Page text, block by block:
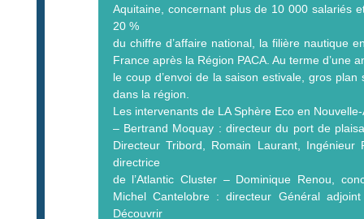
Aquitaine, concernant plus de 10 000 salariés
20 %
du chiffre d’affaire national, la filière nautique
France après la Région PACA. Au terme d’une
le coup d’envoi de la saison estivale, gros
dans la région.
Les intervenants de LA Sphère Eco en
– Bertrand Moquay : directeur du port de
Directeur Tribord, Romain Laurant,
directrice
de l’Atlantic Cluster – Dominique Renou,
Michel Cantelobre : directeur Général
Découvrir